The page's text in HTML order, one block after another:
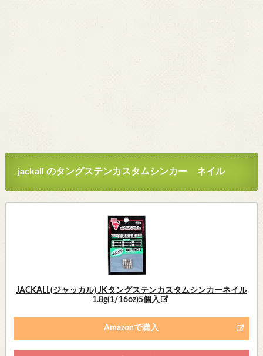
jackall のタングステンカスタムシンカー ネイル
JACKALL(ジャッカル) JKタングステンカスタムシンカーネイル
1.8g(1/16oz)5個入
Amazonで購入